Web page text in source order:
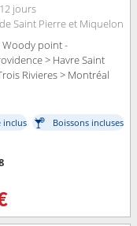
12 jours
de Saint Pierre et Miquelon
Woody point -
> Havre Saint
Rivieres > Montréal
inclus
Boissons incluses